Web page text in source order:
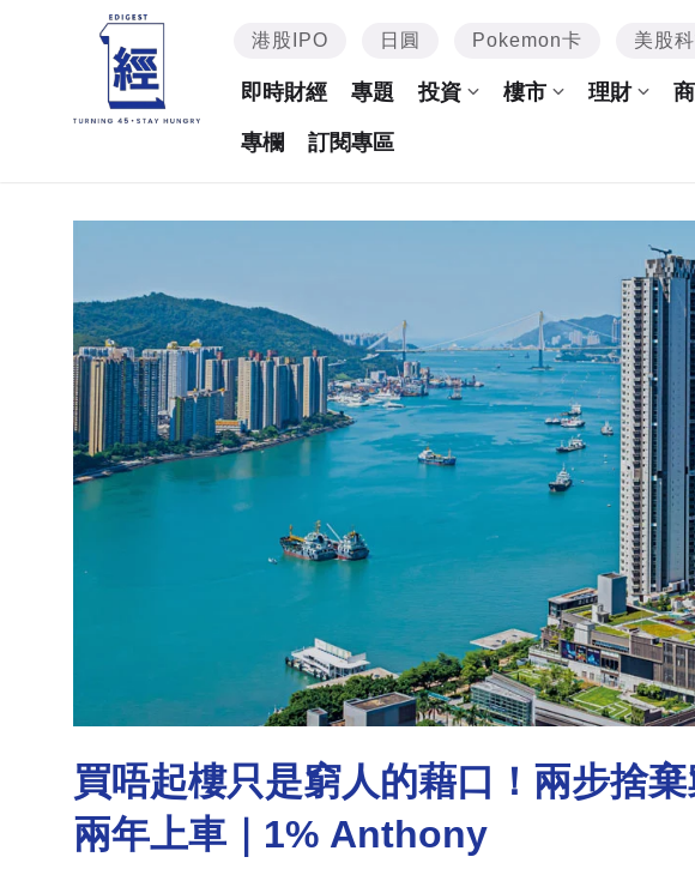
港股IPO 日圓 Pokemon卡 美股
即時財經 專題 投資 樓市 理財
專欄 訂閱專區
買唔起樓只是窮人的藉口！兩步捨
兩年上車｜1% Anthony